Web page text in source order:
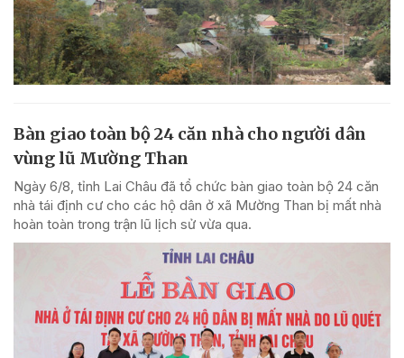
Bàn giao toàn bộ 24 căn nhà cho người dân
vùng lũ Mường Than
Ngày 6/8, tỉnh Lai Châu đã tổ chức bàn giao toàn bộ 24 căn
nhà tái định cư cho các hộ dân ở xã Mường Than bị mất nhà
hoàn toàn trong trận lũ lịch sử vừa qua.